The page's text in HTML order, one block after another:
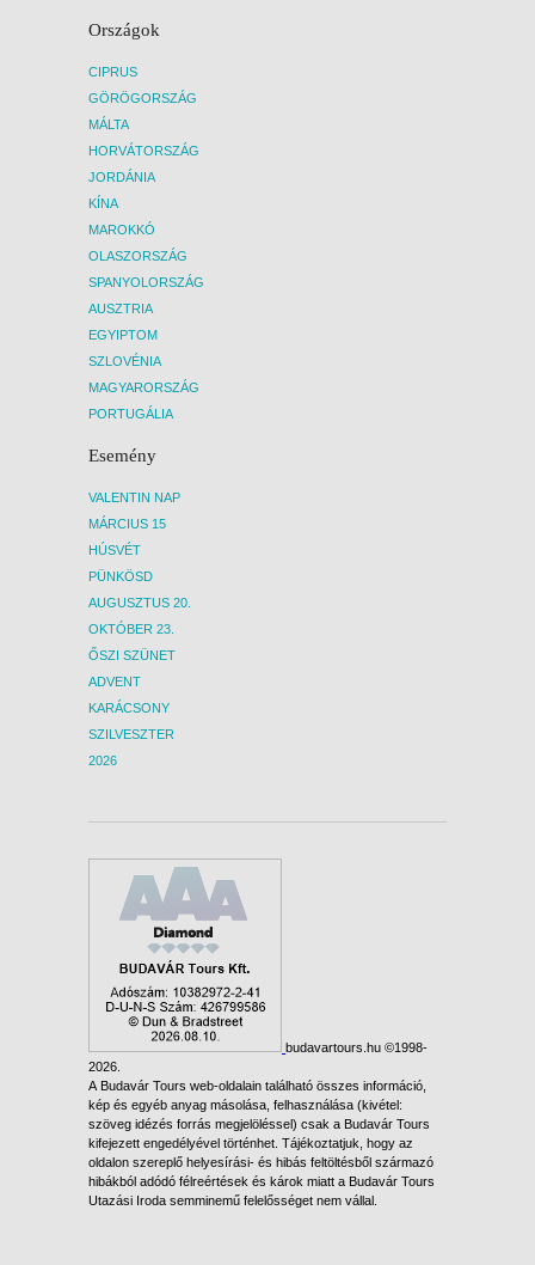
Országok
CIPRUS
GÖRÖGORSZÁG
MÁLTA
HORVÁTORSZÁG
JORDÁNIA
KÍNA
MAROKKÓ
OLASZORSZÁG
SPANYOLORSZÁG
AUSZTRIA
EGYIPTOM
SZLOVÉNIA
MAGYARORSZÁG
PORTUGÁLIA
Esemény
VALENTIN NAP
MÁRCIUS 15
HÚSVÉT
PÜNKÖSD
AUGUSZTUS 20.
OKTÓBER 23.
ŐSZI SZÜNET
ADVENT
KARÁCSONY
SZILVESZTER
2026
budavartours.hu ©1998-
2026.
A Budavár Tours web-oldalain található összes információ,
kép és egyéb anyag másolása, felhasználása (kivétel:
szöveg idézés forrás megjelöléssel) csak a Budavár Tours
kifejezett engedélyével történhet. Tájékoztatjuk, hogy az
oldalon szereplő helyesírási- és hibás feltöltésből származó
hibákból adódó félreértések és károk miatt a Budavár Tours
Utazási Iroda semminemű felelősséget nem vállal.